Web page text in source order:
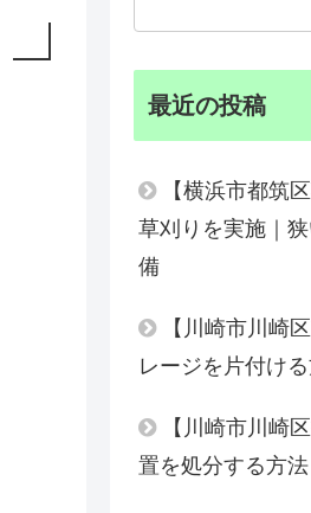
最近の投稿
【横浜市都筑
草刈りを実施｜
備
【川崎市川崎
レージを片付け
【川崎市川崎
置を処分する方法